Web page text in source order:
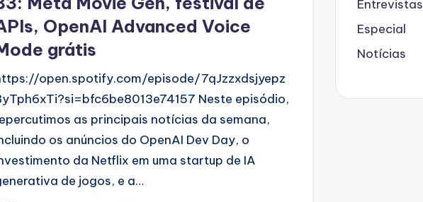
OpenAI Advanced Voice
grátis
open.spotify.com/episode/7qJzzxdsjyepz
Neste episódio,
as principais notícias da semana,
os anúncios do OpenAI Dev Day, o
da Netflix em uma startup de IA
de jogos, e a…
Entrevistas
Especial
Notícias